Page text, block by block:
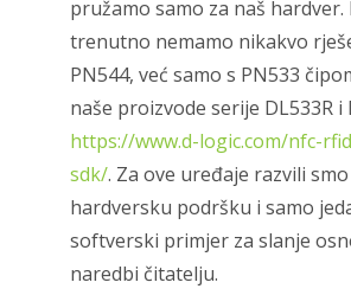
pružamo samo za naš hardver.
trenutno nemamo nikakvo
PN544, već samo s PN533
naše proizvode serije DL533R i
https://www.d-logic.com/nfc-
sdk/. Za ove uređaje razvili
hardversku podršku i samo
softverski primjer za slanje
naredbi čitatelju.